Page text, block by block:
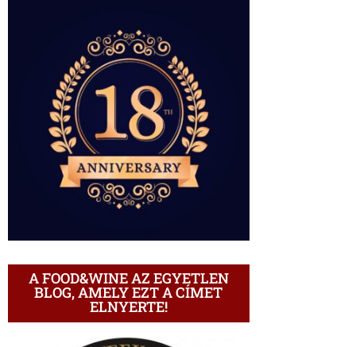
A FOOD&WINE AZ EGYETLEN
BLOG, AMELY EZT A CÍMET
ELNYERTE!